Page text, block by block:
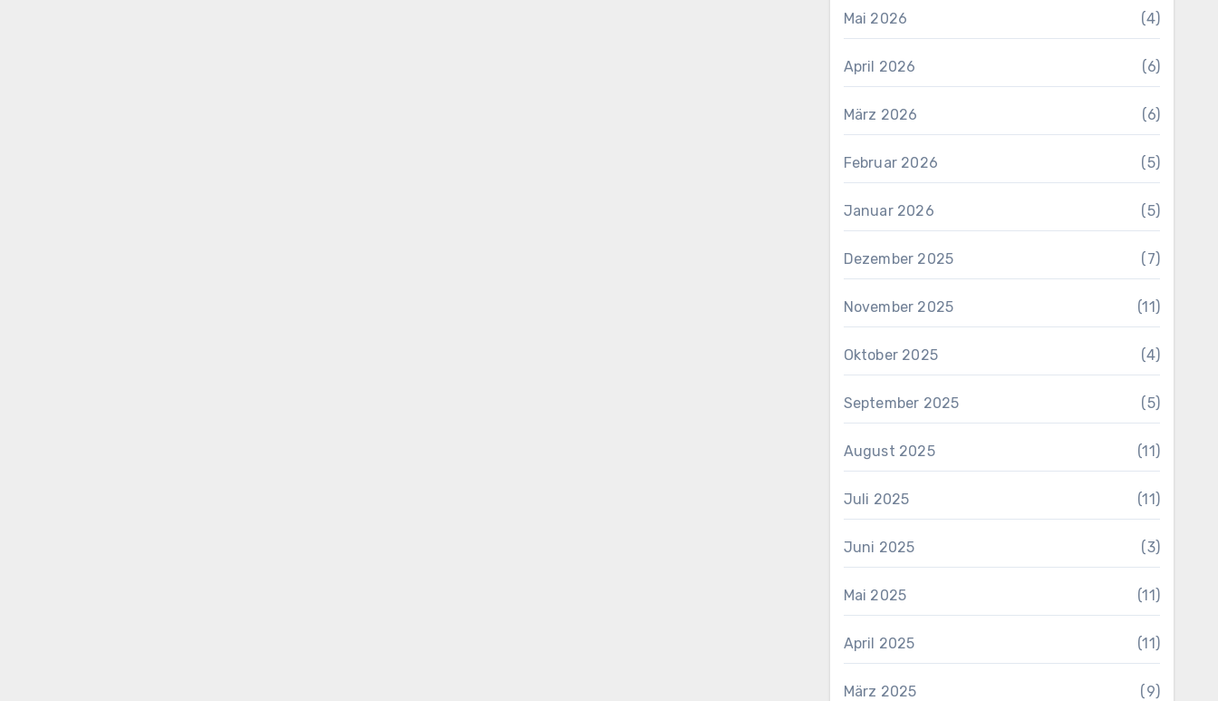
Mai 2026 (4)
April 2026 (6)
März 2026 (6)
Februar 2026 (5)
Januar 2026 (5)
Dezember 2025 (7)
November 2025 (11)
Oktober 2025 (4)
September 2025 (5)
August 2025 (11)
Juli 2025 (11)
Juni 2025 (3)
Mai 2025 (11)
April 2025 (11)
März 2025 (9)